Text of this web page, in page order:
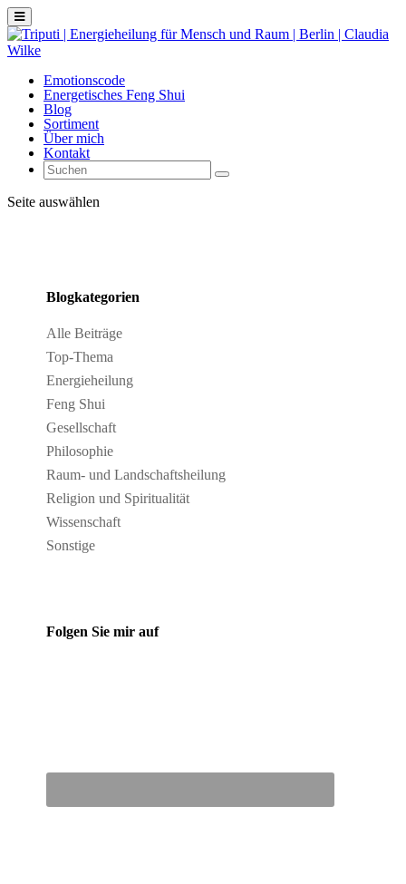
Emotionscode
Energetisches Feng Shui
Blog
Sortiment
Über mich
Kontakt
Seite auswählen
Blogkategorien
Alle Beiträge
Top-Thema
Energieheilung
Feng Shui
Gesellschaft
Philosophie
Raum- und Landschaftsheilung
Religion und Spiritualität
Wissenschaft
Sonstige
Folgen Sie mir auf